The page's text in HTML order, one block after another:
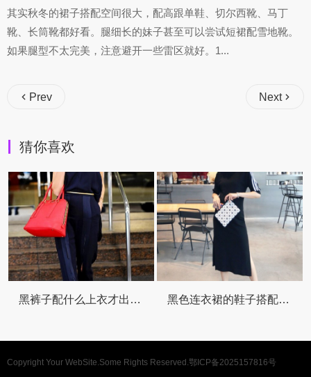
其实秋冬的裙子搭配空间很大，配高跟单鞋、切尔西靴、马丁
靴、长筒靴都好看。腿细长的妹子甚至可以尝试短裙配雪地靴。
如果腿型不太完美，注意避开一些雷区就好。1...
Prev Next
猜你喜欢
黑裤子配什么上衣才出彩 这份懒人搭配指南请收好 黑色连衣裙的鞋子搭配全攻略让你美出新高
Copyright Your WebSite.Some Rights Reserved.鄂ICP备2025157816号